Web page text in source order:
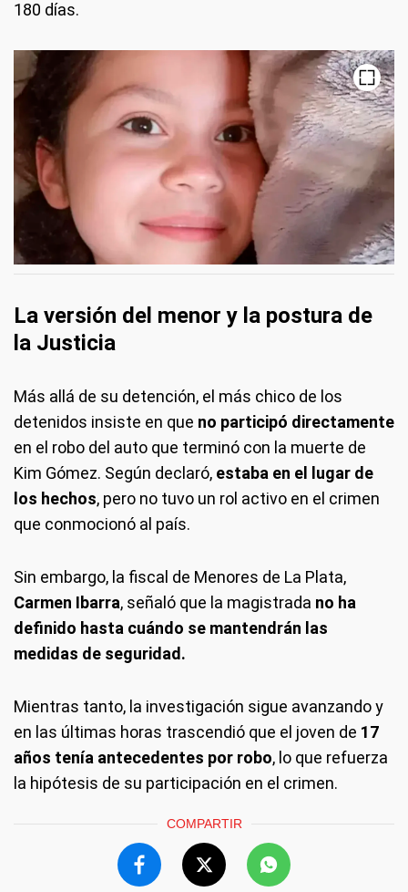
180 días.
La versión del menor y la postura de
la Justicia
Más allá de su detención, el más chico de los
detenidos insiste en que no participó directamente
en el robo del auto que terminó con la muerte de
Kim Gómez. Según declaró, estaba en el lugar de
los hechos, pero no tuvo un rol activo en el crimen
que conmocionó al país.
Sin embargo, la fiscal de Menores de La Plata,
Carmen Ibarra, señaló que la magistrada no ha
definido hasta cuándo se mantendrán las
medidas de seguridad.
Mientras tanto, la investigación sigue avanzando y
en las últimas horas trascendió que el joven de 17
años tenía antecedentes por robo, lo que refuerza
la hipótesis de su participación en el crimen.
COMPARTIR